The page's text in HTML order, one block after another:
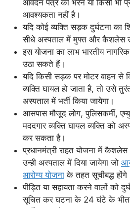
आवेदन पत्र को भरने या किसी भी
आवश्यकता नहीं है।
यदि कोई व्यक्ति सड़क दुर्घटना का
सीधे अस्पताल में मुफ्त और कैशलेस
इस योजना का लाभ भारतीय
उठा सकते हैं।
यदि किसी सड़क पर मोटर वाहन से
व्यक्ति घायल हो जाता है, तो उसे
अस्पताल में भर्ती किया जायेगा।
आसपास मौजूद लोग, पुलिसकर्मी,
मददगार व्यक्ति घायल व्यक्ति को
कर सकता है।
प्रधानमंत्री राहत योजना में
उन्ही अस्पताल में दिया जायेगा जो
आरोग्य योजना के तहत सूचीबद्ध
पीड़ित या सहायता करने वालों को
सूचित कर घटना के 24 घंटे के